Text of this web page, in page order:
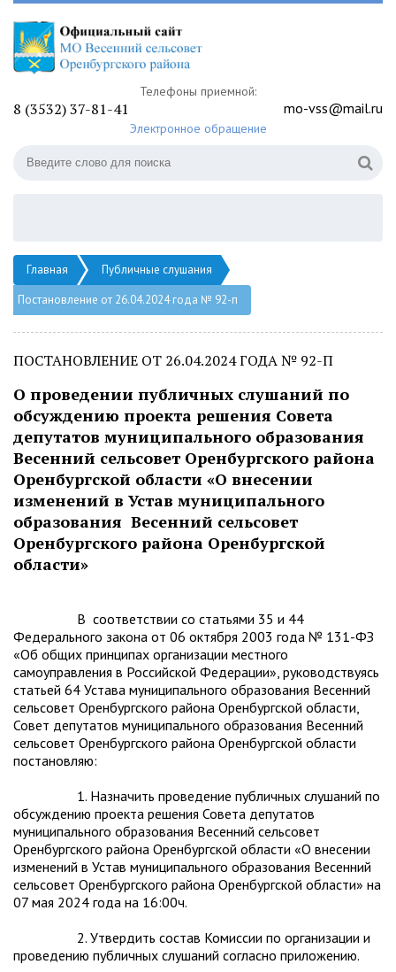
Телефоны приемной:
8 (3532) 37-81-41 mo-vss@mail.ru
Электронное обращение
Главная
Публичные слушания
Постановление от 26.04.2024 года № 92-п
ПОСТАНОВЛЕНИЕ ОТ 26.04.2024 ГОДА № 92-П
О проведении публичных слушаний по
обсуждению проекта решения Совета
депутатов муниципального образования
Весенний сельсовет Оренбургского района
Оренбургской области «О внесении
изменений в Устав муниципального
образования Весенний сельсовет
Оренбургского района Оренбургской
области»
В соответствии со статьями 35 и 44
Федерального закона от 06 октября 2003 года № 131-ФЗ
«Об общих принципах организации местного
самоуправления в Российской Федерации», руководствуясь
статьей 64 Устава муниципального образования Весенний
сельсовет Оренбургского района Оренбургской области,
Совет депутатов муниципального образования Весенний
сельсовет Оренбургского района Оренбургской области
постановляю:
1. Назначить проведение публичных слушаний по
обсуждению проекта решения Совета депутатов
муниципального образования Весенний сельсовет
Оренбургского района Оренбургской области «О внесении
изменений в Устав муниципального образования Весенний
сельсовет Оренбургского района Оренбургской области» на
07 мая 2024 года на 16:00ч.
2. Утвердить состав Комиссии по организации и
проведению публичных слушаний согласно приложению.